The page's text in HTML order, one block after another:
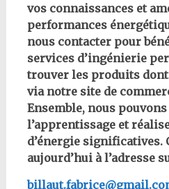
vos connaissances et
performances
nous contacter pour
services d’ingénierie
trouver les produits dont
via notre site de
Ensemble, nous
l’apprentissage et
d’énergie significatives.
aujourd’hui à l’adresse